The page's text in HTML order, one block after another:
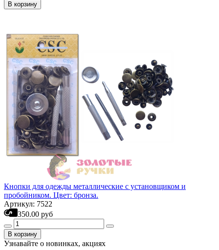
В корзину
Кнопки для одежды металлические с установщиком и
пробойником. Цвет: бронза.
Артикул: 7522
350.00 руб
В корзину
Узнавайте о новинках, акциях